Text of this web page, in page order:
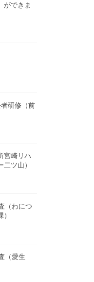
ができま
研修（前
宮崎リハ
ツ山）
（わにつ
（愛生